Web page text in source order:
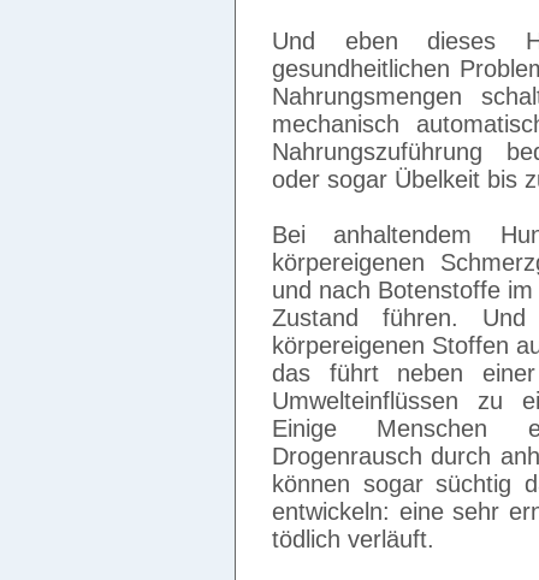
Und eben dieses
gesundheitlichen
Nahrungsmengen
mechanisch
Nahrungszuführung
oder sogar Übelkeit bis
Bei anhaltendem
körpereigenen
und nach Botenstoffe
Zustand führen.
körpereigenen Stoffen
das führt neben einer
Umwelteinflüssen zu
Einige Menschen
Drogenrausch durch
können sogar süchtig
entwickeln: eine sehr
tödlich verläuft.